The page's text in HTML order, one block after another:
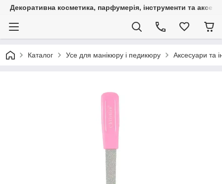
Декоративна косметика, парфумерія, інструменти та
Каталог Усе для манікюру і педикюру Аксесуари та